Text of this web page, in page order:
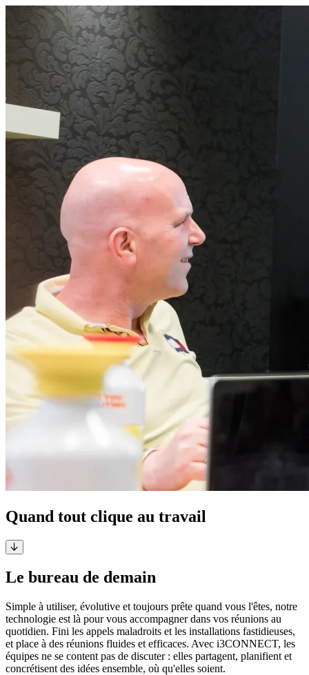
Quand tout clique au travail
Le bureau de demain
Simple à utiliser, évolutive et toujours prête quand vous l'êtes, notre
technologie est là pour vous accompagner dans vos réunions au
quotidien. Fini les appels maladroits et les installations fastidieuses,
et place à des réunions fluides et efficaces. Avec i3CONNECT, les
équipes ne se content pas de discuter : elles partagent, planifient et
concrétisent des idées ensemble, où qu'elles soient.